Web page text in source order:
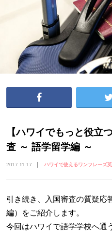
【ハワイでもっと役立
査 ～ 語学留学編 ～
2017.11.17 ハワイで使えるワンフレーズ
引き続き、入国審査の質疑応
編）をご紹介します。
今回はハワイで語学学校へ通